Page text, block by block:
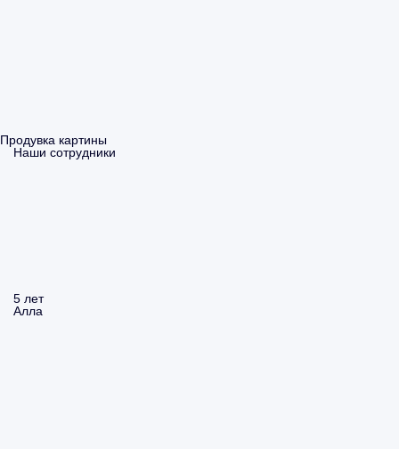
Продувка картины
Наши сотрудники
5 лет
Алла